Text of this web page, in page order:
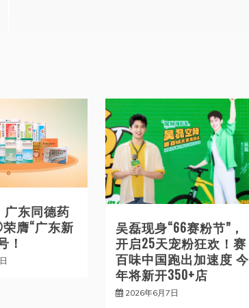
广东同德药
膺“广东新
！
吴磊现身“66赛粉节”，
开启25天宠粉狂欢！赛
百味中国跑出加速度 今
年将新开350+店
2026年6月7日